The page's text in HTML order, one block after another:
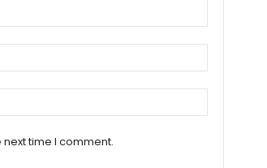
time I comment.